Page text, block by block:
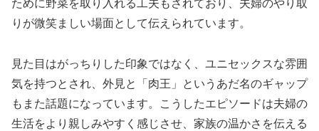
ために野菜を取り入れる工夫もされており、夫婦のやり取
りが微笑ましい場面として伝えられています。
見た目はがっちりした印象ではなく、ユニセックスな雰囲
気を持つとされ、外見と「肉王」というあだ名のギャップ
もまた話題になっています。こうしたエピソードは夫婦の
生活をより親しみやすく感じさせ、家族の温かさを伝える